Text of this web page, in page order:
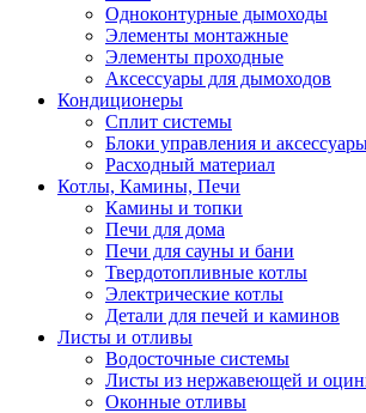
Одноконтурные дымоходы
Элементы монтажные
Элементы проходные
Аксессуары для дымоходов
Кондиционеры
Сплит системы
Блоки управления и
Расходный материал
Котлы, Камины, Печи
Камины и топки
Печи для дома
Печи для сауны и бани
Твердотопливные котлы
Электрические котлы
Детали для печей и каминов
Листы и отливы
Водосточные системы
Листы из нержавеющей и
Оконные отливы